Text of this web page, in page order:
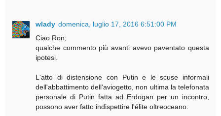
wlady domenica, luglio 17, 2016 6:51:00 PM
Ciao Ron;
qualche commento più avanti avevo paventato questa
ipotesi.
L'atto di distensione con Putin e le scuse informali
dell'abbattimento dell'aviogetto, non ultima la telefonata
personale di Putin fatta ad Erdogan per un incontro,
possono aver fatto indispettire l'élite oltreoceano.